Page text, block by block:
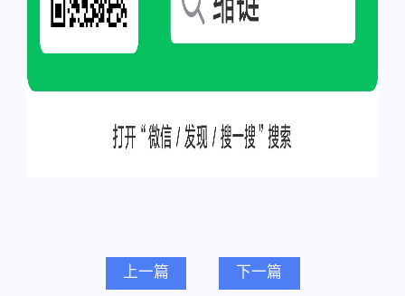
上一篇 下一篇